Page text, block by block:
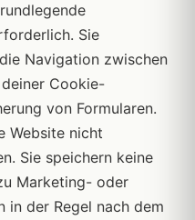
Sie
Navigation zwischen
Cookie-
von Formularen.
Website nicht
Sie speichern keine
Marketing- oder
in der Regel nach dem